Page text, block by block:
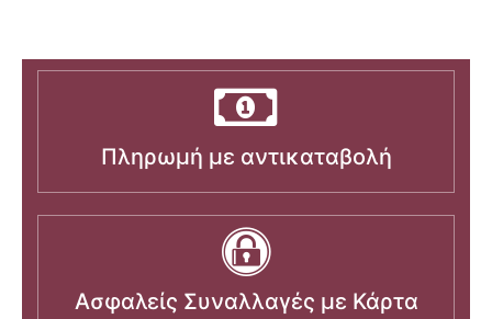
Πληρωμή με αντικαταβολή
Ασφαλείς Συναλλαγές με Κάρτα